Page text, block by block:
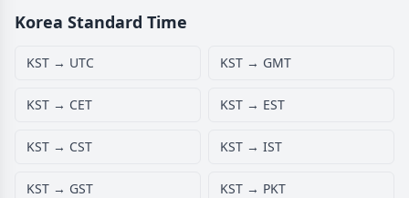
Korea Standard Time
KST → UTC KST → GMT
KST → CET KST → EST
KST → CST KST → IST
KST → GST KST → PKT